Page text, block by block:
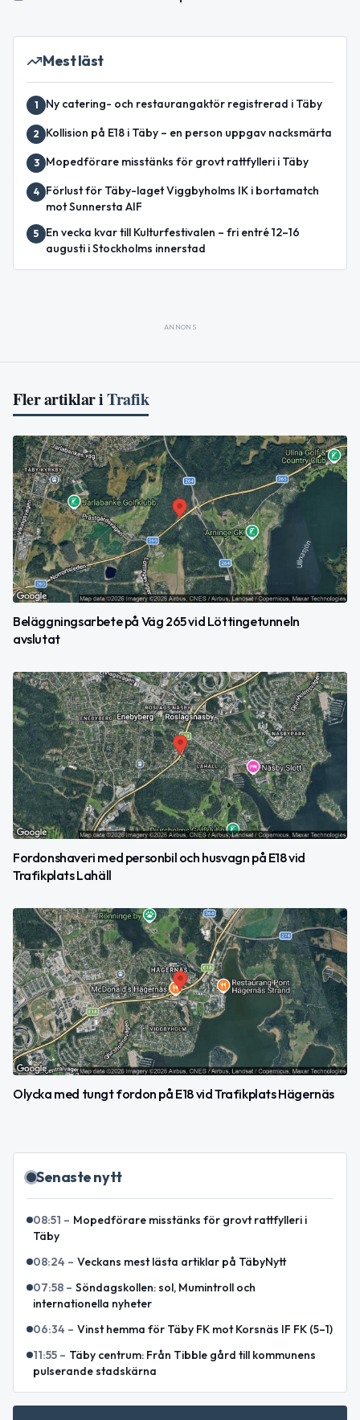
Mest läst
1 Ny catering- och restaurangaktör registrerad i Täby
2 Kollision på E18 i Täby – en person uppgav nacksmärta
3 Mopedförare misstänks för grovt rattfylleri i Täby
4
Förlust för Täby-laget Viggbyholms IK i bortamatch
mot Sunnersta AIF
5
En vecka kvar till Kulturfestivalen – fri entré 12–16
augusti i Stockholms innerstad
ANNONS
Fler artiklar iTrafik
Beläggningsarbete på Väg 265 vid Löttingetunneln
avslutat
Fordonshaveri med personbil och husvagn på E18 vid
Trafikplats Lahäll
Olycka med tungt fordon på E18 vid Trafikplats Hägernäs
Senaste nytt
08:51 – Mopedförare misstänks för grovt rattfylleri i
Täby
08:24 – Veckans mest lästa artiklar på TäbyNytt
07:58 – Söndagskollen: sol, Mumintroll och
internationella nyheter
06:34 – Vinst hemma för Täby FK mot Korsnäs IF FK (5–1)
11:55 – Täby centrum: Från Tibble gård till kommunens
pulserande stadskärna